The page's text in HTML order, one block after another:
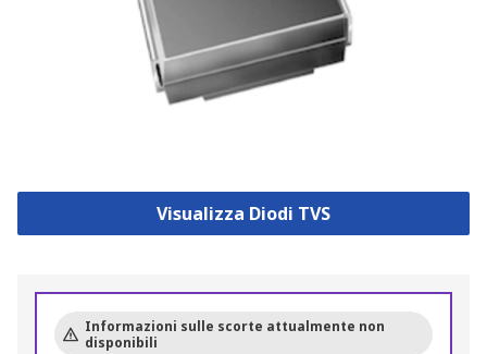
Visualizza Diodi TVS
Informazioni sulle scorte attualmente non
disponibili